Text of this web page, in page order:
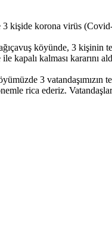
kişide korona virüs
köyünde, 3 kişinin
kapalı kalması kararını
3 vatandaşımızın
rica ederiz.